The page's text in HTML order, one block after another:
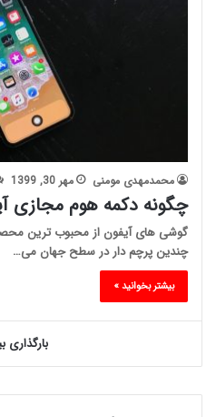
محمدمهدی مومنی مهر 30, 1399
چگونه دکمه هوم مجازی
گوشی های آیفون از محبوب ترین
چندین پرچم دار در سطح جهان می…
بیشتر بخوانید »
بارگذاری